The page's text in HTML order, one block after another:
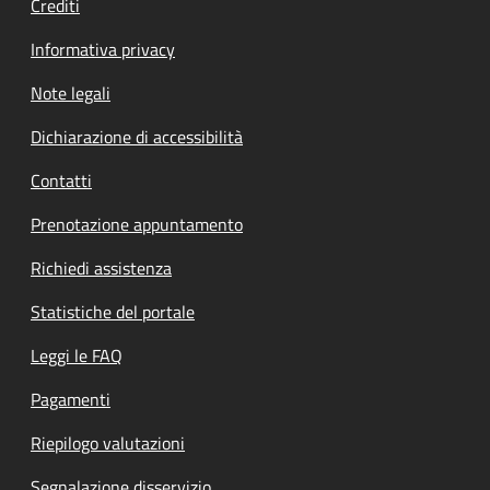
Informativa privacy
Note legali
Dichiarazione di accessibilità
Contatti
Prenotazione appuntamento
Richiedi assistenza
Statistiche del portale
Leggi le FAQ
Pagamenti
Riepilogo valutazioni